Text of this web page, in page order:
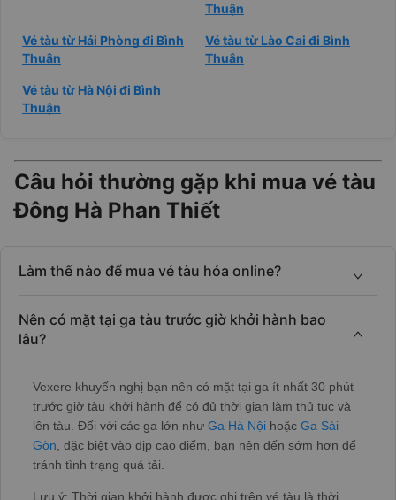
Thuận
Vé tàu từ Hải Phòng đi Bình
Thuận
Vé tàu từ Lào Cai đi Bình
Thuận
Vé tàu từ Hà Nội đi Bình
Thuận
Câu hỏi thường gặp khi mua vé tàu
Đông Hà Phan Thiết
Làm thế nào để mua vé tàu hỏa online?
Nên có mặt tại ga tàu trước giờ khởi hành bao
lâu?
Vexere khuyến nghị bạn nên có mặt tại ga ít nhất 30 phút
trước giờ tàu khởi hành để có đủ thời gian làm thủ tục và
lên tàu. Đối với các ga lớn như Ga Hà Nội hoặc Ga Sài
Gòn , đặc biệt vào dịp cao điểm, bạn nên đến sớm hơn để
tránh tình trạng quá tải.
Lưu ý: Thời gian khởi hành được ghi trên vé tàu là thời